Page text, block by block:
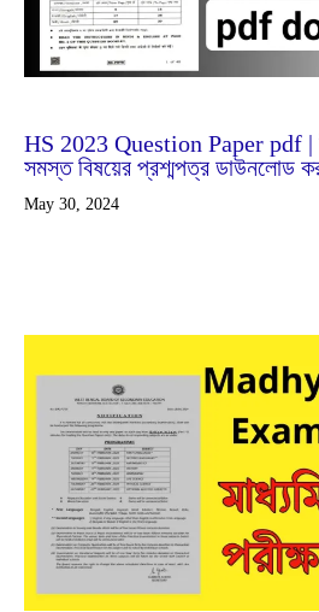
HS 2023 Question Paper pdf |
সমস্ত বিষয়ের প্রশ্মপত্র ডাউনলোড
May 30, 2024